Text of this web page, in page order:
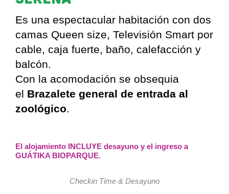
Es una espectacular habitación con dos
camas Queen size, Televisión Smart por
cable, caja fuerte, baño, calefacción y
balcón.
Con la acomodación se obsequia
el Brazalete general de entrada al
zoológico.
El alojamiento INCLUYE desayuno y el ingreso a
GUÁTIKA BIOPARQUE.
Checkin Time & Desayuno